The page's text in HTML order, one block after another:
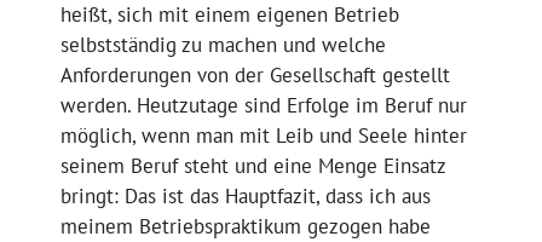
heißt, sich mit einem eigenen Betrieb
selbstständig zu machen und welche
Anforderungen von der Gesellschaft gestellt
werden. Heutzutage sind Erfolge im Beruf nur
möglich, wenn man mit Leib und Seele hinter
seinem Beruf steht und eine Menge Einsatz
bringt: Das ist das Hauptfazit, dass ich aus
meinem Betriebspraktikum gezogen habe